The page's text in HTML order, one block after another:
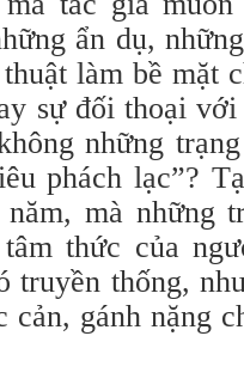
ẩn dụ,
làm bề mặt
sự đối thoại
những
phách lạc”?
mà những
thức của
truyền thống,
cản, gánh nặng